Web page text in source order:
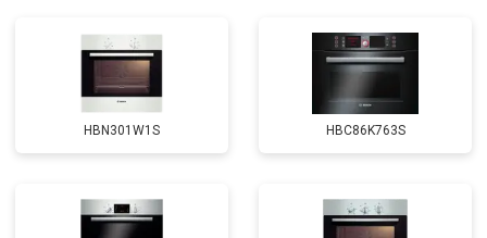
HBN301W1S HBC86K763S